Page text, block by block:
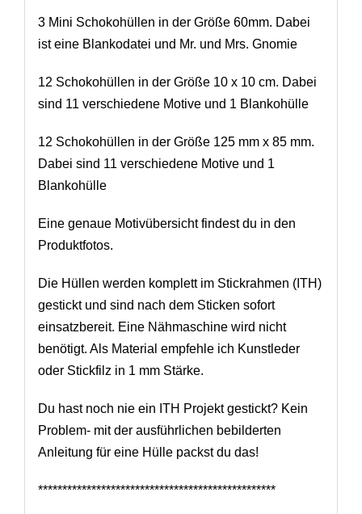
3 Mini Schokohüllen in der Größe 60mm. Dabei
ist eine Blankodatei und Mr. und Mrs. Gnomie
12 Schokohüllen in der Größe 10 x 10 cm. Dabei
sind 11 verschiedene Motive und 1 Blankohülle
12 Schokohüllen in der Größe 125 mm x 85 mm.
Dabei sind 11 verschiedene Motive und 1
Blankohülle
Eine genaue Motivübersicht findest du in den
Produktfotos.
Die Hüllen werden komplett im Stickrahmen (ITH)
gestickt und sind nach dem Sticken sofort
einsatzbereit. Eine Nähmaschine wird nicht
benötigt. Als Material empfehle ich Kunstleder
oder Stickfilz in 1 mm Stärke.
Du hast noch nie ein ITH Projekt gestickt? Kein
Problem- mit der ausführlichen bebilderten
Anleitung für eine Hülle packst du das!
*************************************************